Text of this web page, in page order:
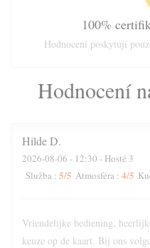
Hodnocení
HildeD
2026-08-06 - 12:30 - Hosté 3
Služba : 5/5 Atmosféra : 4/5
Vriendelijke bediening,
keuze op de kaart. Bij ons
100%
Hodnocení poskytují